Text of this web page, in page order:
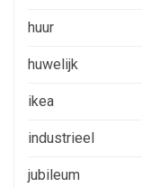
huur
huwelijk
ikea
industrieel
jubileum